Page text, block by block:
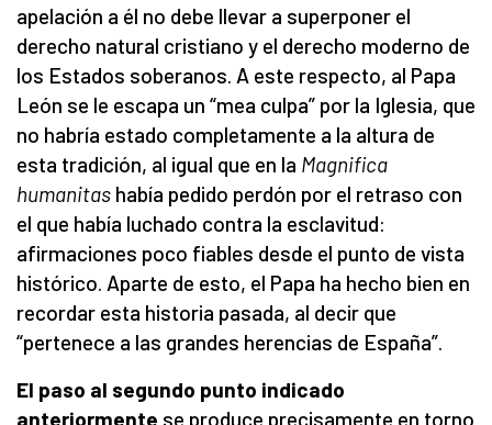
apelación a él no debe llevar a superponer el
derecho natural cristiano y el derecho moderno de
los Estados soberanos. A este respecto, al Papa
León se le escapa un “mea culpa” por la Iglesia, que
no habría estado completamente a la altura de
esta tradición, al igual que en la Magnifica
humanitas había pedido perdón por el retraso con
el que había luchado contra la esclavitud:
afirmaciones poco fiables desde el punto de vista
histórico. Aparte de esto, el Papa ha hecho bien en
recordar esta historia pasada, al decir que
“pertenece a las grandes herencias de España”.
El paso al segundo punto indicado
anteriormente se produce precisamente en torno